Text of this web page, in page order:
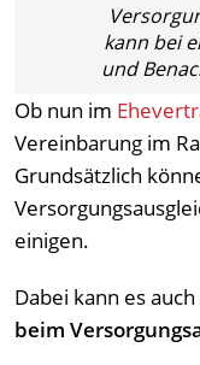
kann bei
und
Ob nun im
Vereinbarung im
Grundsätzlich
einigen.
Dabei kann es
beim